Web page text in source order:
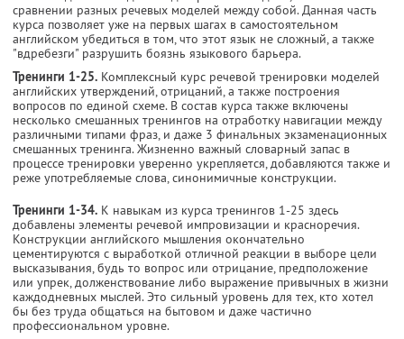
сравнении разных речевых моделей между собой. Данная часть
курса позволяет уже на первых шагах в самостоятельном
английском убедиться в том, что этот язык не сложный, а также
"вдребезги" разрушить боязнь языкового барьера.
Тренинги 1-25. Комплексный курс речевой тренировки моделей
английских утверждений, отрицаний, а также построения
вопросов по единой схеме. В состав курса также включены
несколько смешанных тренингов на отработку навигации между
различными типами фраз, и даже 3 финальных экзаменационных
смешанных тренинга. Жизненно важный словарный запас в
процессе тренировки уверенно укрепляется, добавляются также и
реже употребляемые слова, синонимичные конструкции.
Тренинги 1-34. К навыкам из курса тренингов 1-25 здесь
добавлены элементы речевой импровизации и красноречия.
Конструкции английского мышления окончательно
цементируются с выработкой отличной реакции в выборе цели
высказывания, будь то вопрос или отрицание, предположение
или упрек, долженствование либо выражение привычных в жизни
каждодневных мыслей. Это сильный уровень для тех, кто хотел
бы без труда общаться на бытовом и даже частично
профессиональном уровне.